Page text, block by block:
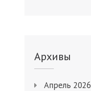
Архивы
Апрель 2026